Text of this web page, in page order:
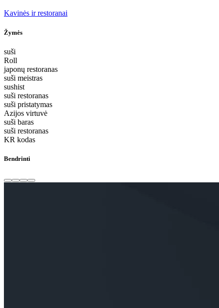
Kavinės ir restoranai
Žymės
suši
Roll
japonų restoranas
suši meistras
sushist
suši restoranas
suši pristatymas
Azijos virtuvė
suši baras
suši restoranas
KR kodas
Bendrinti